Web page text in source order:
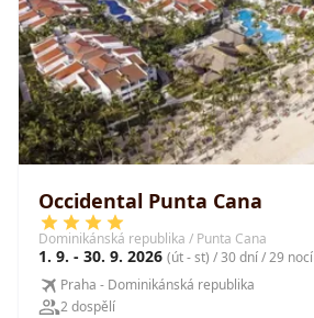
Occidental Punta Cana
Dominikánská republika / Punta Cana
1. 9. - 30. 9. 2026 (út - st) / 30 dní / 29 nocí
Praha - Dominikánská republika
2 dospělí